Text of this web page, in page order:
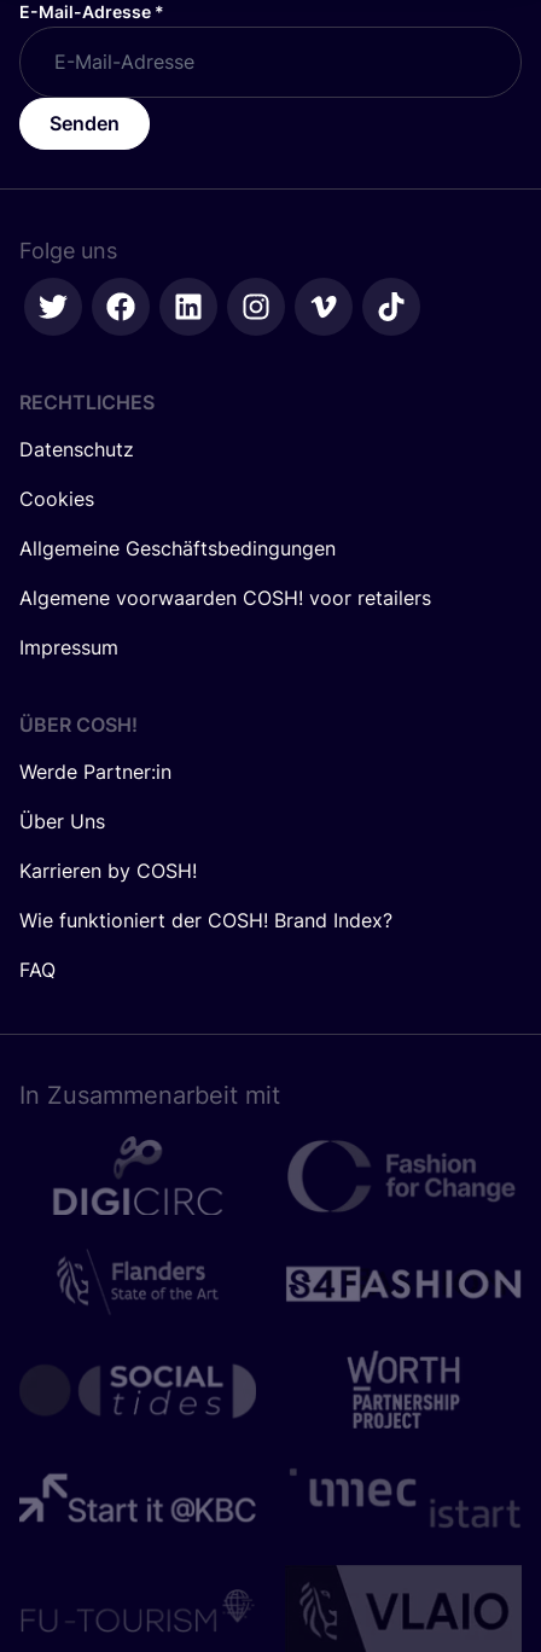
E-Mail-Adresse *
Senden
Folge uns
RECHTLICHES
Datenschutz
Cookies
Allgemeine Geschäftsbedingungen
Algemene voorwaarden COSH! voor retailers
Impressum
ÜBER COSH!
Werde Partner:in
Über Uns
Karrieren by COSH!
Wie funktioniert der COSH! Brand Index?
FAQ
In Zusam­men­ar­beit mit